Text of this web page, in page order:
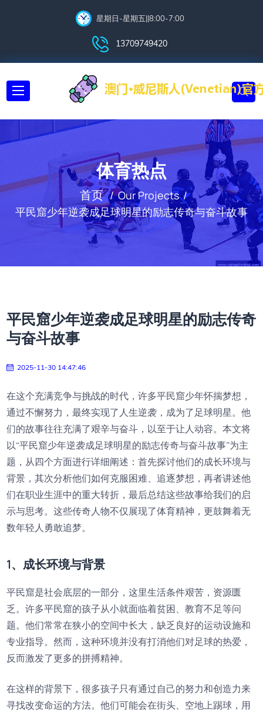
星期日-星期五||8:00-7:00
13709749420
体育热点
首页
Our Projects
平民窟少年逆袭成足球明星的励志传奇与奋斗故事
平民窟少年逆袭成足球明星的励志传奇
与奋斗故事
2025-11-30 14:47:46
在这个充满竞争与挑战的时代，许多平民窟少年怀揣梦想，
通过不懈努力，最终实现了人生逆袭，成为了足球明星。他
们的故事往往充满了艰辛与奋斗，以至于让人动容。本文将
以“平民窟少年逆袭成足球明星的励志传奇与奋斗故事”为主
题，从四个方面进行详细阐述：首先探讨他们的成长环境与
背景，其次分析他们如何克服困难、追逐梦想，再者讲述他
们在职业生涯中的重大转折，最后总结这些故事给我们的启
示与思考。这些传奇人物不仅展现了体育精神，更鼓舞着无
数年轻人勇敢追梦。
1、成长环境与背景
平民窟是社会底层的一部分，这里生活条件艰苦，资源匮
乏。许多平民窟的孩子从小就面临着贫困、教育不足等问
题。他们常常在狭小的空间中长大，缺乏良好的运动设施和
专业指导。然而，这种环境并没有打消他们对足球的热爱，
反而激发了更多的拼搏精神。
在这样的背景下，很多孩子只有通过自己的努力和创造力来
寻找改变命运的方法。他们可能会在街头、空地上踢球，用